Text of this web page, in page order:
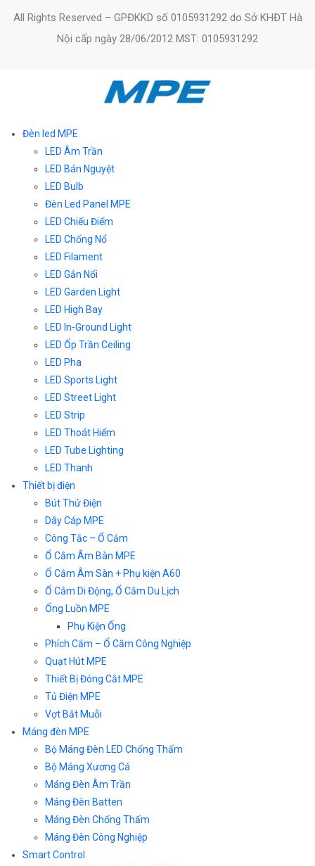
All Rights Reserved – GPĐKKD số 0105931292 do Sở KHĐT Hà
Nội cấp ngày 28/06/2012 MST: 0105931292
Đèn led MPE
LED Âm Trần
LED Bán Nguyệt
LED Bulb
Đèn Led Panel MPE
LED Chiếu Điểm
LED Chống Nổ
LED Filament
LED Gắn Nổi
LED Garden Light
LED High Bay
LED In-Ground Light
LED Ốp Trần Ceiling
LED Pha
LED Sports Light
LED Street Light
LED Strip
LED Thoát Hiểm
LED Tube Lighting
LED Thanh
Thiết bị điện
Bút Thử Điện
Dây Cáp MPE
Công Tắc – Ổ Cắm
Ổ Cắm Âm Bàn MPE
Ổ Cắm Âm Sàn + Phụ kiện A60
Ổ Cắm Di Động, Ổ Cắm Du Lịch
Ống Luồn MPE
Phụ Kiện Ống
Phích Cắm – Ổ Cắm Công Nghiệp
Quạt Hút MPE
Thiết Bị Đóng Cắt MPE
Tủ Điện MPE
Vợt Bắt Muỗi
Máng đèn MPE
Bộ Máng Đèn LED Chống Thấm
Bộ Máng Xương Cá
Máng Đèn Âm Trần
Máng Đèn Batten
Máng Đèn Chống Thấm
Máng Đèn Công Nghiệp
Smart Control